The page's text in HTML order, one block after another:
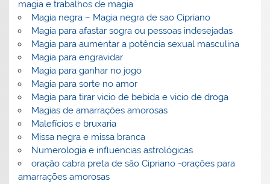
magia e trabalhos de magia
Magia negra – Magia negra de sao Cipriano
Magia para afastar sogra ou pessoas indesejadas
Magia para aumentar a potência sexual masculina
Magia para engravidar
Magia para ganhar no jogo
Magia para sorte no amor
Magia para tirar vicio de bebida e vicio de droga
Magias de amarrações amorosas
Malefícios e bruxaria
Missa negra e missa branca
Numerologia e influencias astrológicas
oração cabra preta de são Cipriano -orações para
amarrações amorosas